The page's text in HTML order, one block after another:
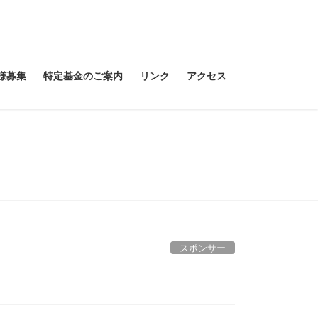
募集 特定基金のご案内 リンク アクセス
スポンサー